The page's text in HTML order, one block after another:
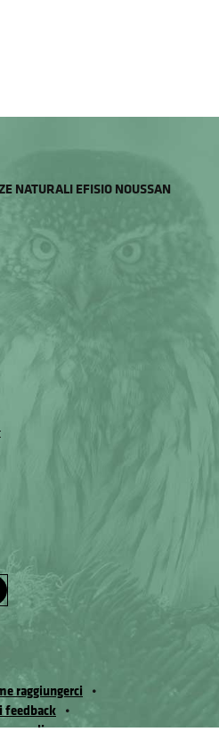
NATURALI EFISIO NOUSSAN
raggiungerci
feedback
policy